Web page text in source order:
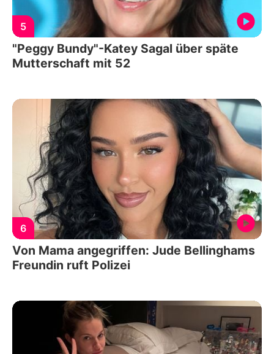
5
"Peggy Bundy"-Katey Sagal über späte
Mutterschaft mit 52
6
Von Mama angegriffen: Jude Bellinghams
Freundin ruft Polizei